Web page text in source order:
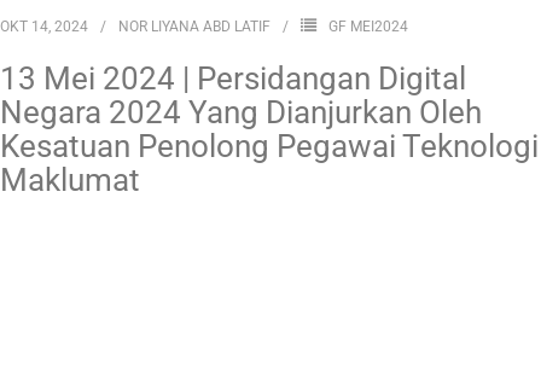
OKT 14, 2024 NOR LIYANA ABD LATIF GF MEI2024
13 Mei 2024 | Persidangan Digital
Negara 2024 Yang Dianjurkan Oleh
Kesatuan Penolong Pegawai Teknologi
Maklumat